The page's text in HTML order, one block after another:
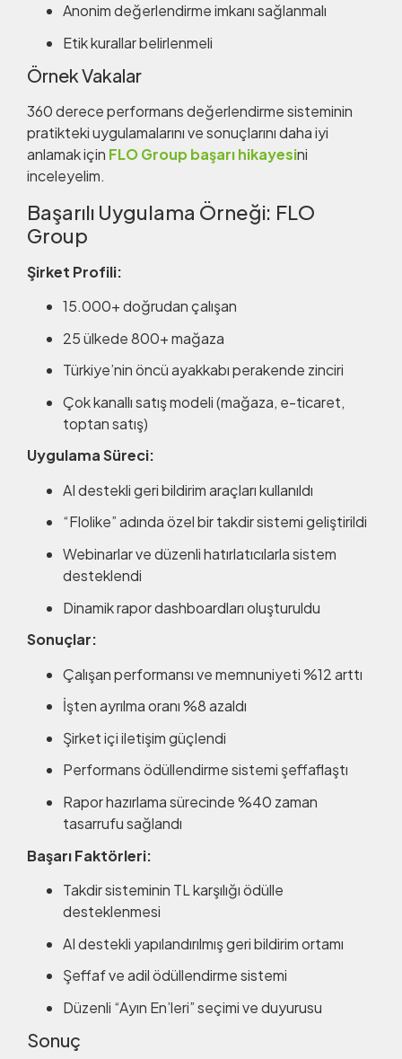
Anonim değerlendirme imkanı sağlanmalı
Etik kurallar belirlenmeli
Örnek Vakalar
360 derece performans değerlendirme sisteminin
pratikteki uygulamalarını ve sonuçlarını daha iyi
anlamak için FLO Group başarı hikayesini
inceleyelim.
Başarılı Uygulama Örneği: FLO
Group
Şirket Profili:
15.000+ doğrudan çalışan
25 ülkede 800+ mağaza
Türkiye’nin öncü ayakkabı perakende zinciri
Çok kanallı satış modeli (mağaza, e-ticaret,
toptan satış)
Uygulama Süreci:
AI destekli geri bildirim araçları kullanıldı
“Flolike” adında özel bir takdir sistemi geliştirildi
Webinarlar ve düzenli hatırlatıcılarla sistem
desteklendi
Dinamik rapor dashboardları oluşturuldu
Sonuçlar:
Çalışan performansı ve memnuniyeti %12 arttı
İşten ayrılma oranı %8 azaldı
Şirket içi iletişim güçlendi
Performans ödüllendirme sistemi şeffaflaştı
Rapor hazırlama sürecinde %40 zaman
tasarrufu sağlandı
Başarı Faktörleri:
Takdir sisteminin TL karşılığı ödülle
desteklenmesi
AI destekli yapılandırılmış geri bildirim ortamı
Şeffaf ve adil ödüllendirme sistemi
Düzenli “Ayın En’leri” seçimi ve duyurusu
Sonuç